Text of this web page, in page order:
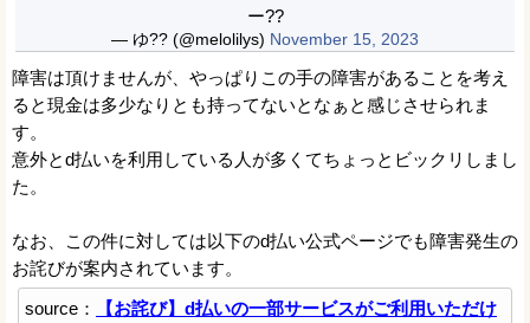
ー??
— ゆ?? (@melolilys) November 15, 2023
障害は頂けませんが、やっぱりこの手の障害があることを考え
ると現金は多少なりとも持ってないとなぁと感じさせられま
す。
意外とd払いを利用している人が多くてちょっとビックリしまし
た。
なお、この件に対しては以下のd払い公式ページでも障害発生の
お詫びが案内されています。
source：
【お詫び】d払いの一部サービスがご利用いただけ